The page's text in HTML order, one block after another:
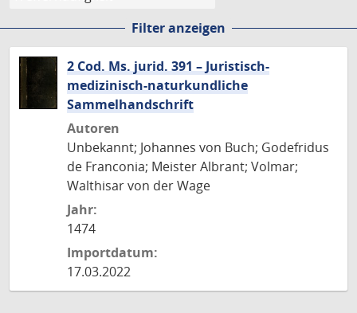
Filter anzeigen
2 Cod. Ms. jurid. 391 – Juristisch-
medizinisch-naturkundliche
Sammelhandschrift
Autoren
Unbekannt; Johannes von Buch; Godefridus
de Franconia; Meister Albrant; Volmar;
Walthisar von der Wage
Jahr:
1474
Importdatum:
17.03.2022